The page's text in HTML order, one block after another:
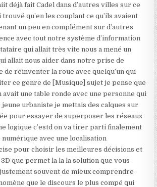
déjà fait Cadel dans d’autres villes sur ce
trouvé qu’en les couplant ce qu’ils avaient
un peu en complément sur d’autres
avec tout notre système d’information
qui allait très vite nous a mené un
allait nous aider dans notre prise de
de réinventer la roue avec quelqu’un qui
ce genre de [Musique] sujet je pense que
avait une table ronde avec une personne qui
jeune urbaniste je mettais des calques sur
pour essayer de superposer les réseaux
logique c’estd on va tirer parti finalement
avec une localisation
pour choisir les meilleures décisions et
que permet la la la solution que vous
souvent de mieux comprendre
que le discours le plus compé qui